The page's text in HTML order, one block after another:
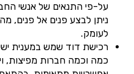
על-פי התנאים של אנשי
ניתן לבצע פנים אל פנים,
לעומק.
רכישת דוד שמש במענית
כמה וכמה חברות מפיצות,